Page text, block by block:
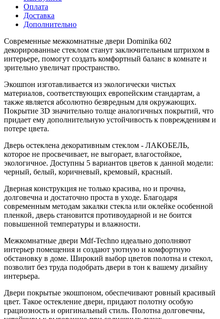
Оплата
Доставка
Дополнительно
Современные межкомнатные двери Dominika 602
декорированные стеклом станут заключительным штрихом в
интерьере, помогут создать комфортный баланс в комнате и
зрительно увеличат пространство.
Экошпон изготавливается из экологически чистых
материалов, соответствующих европейским стандартам, а
также является абсолютно безвредным для окружающих.
Покрытие 3D значительно толще аналогичных покрытий, что
придает ему дополнительную устойчивость к повреждениям и
потере цвета.
Дверь остеклена декоративным стеклом - ЛАКОБЕЛЬ,
которое не просвечивает, не выгорает, влагостойкое,
экологичное. Доступны 5 вариантов цветов к данной модели:
черный, белый, коричневый, кремовый, красный.
Дверная конструкция не только красива, но и прочна,
долговечна и достаточно проста в уходе. Благодаря
современным методам закалки стекла или оклейке особенной
пленкой, дверь становится противоударной и не боится
повышенной температуры и влажности.
Межкомнатные двери Mdf-Techno идеально дополняют
интерьер помещения и создают уютную и комфортную
обстановку в доме. Широкий выбор цветов полотна и стекол,
позволит без труда подобрать двери в тон к вашему дизайну
интерьера.
Двери покрытые экошпоном, обеспечивают ровный красивый
цвет. Такое остекление двери, придают полотну особую
грациозность и оригинальный стиль. Полотна долговечны,